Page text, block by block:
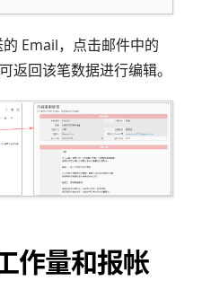
Email，点击邮件中的
返回该笔数据进行编辑。
作量和报帐